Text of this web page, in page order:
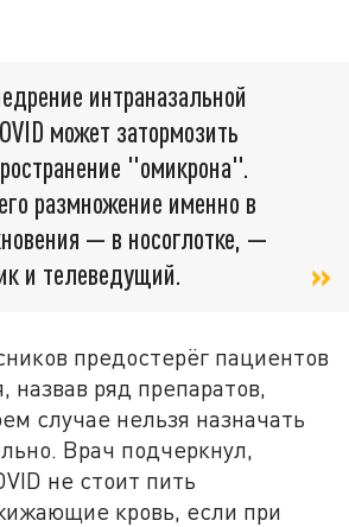
интраназальной
может затормозить
"омикрона".
размножение именно в
— в носоглотке, —
и телеведущий.
предостерёг пациентов
назвав ряд препаратов,
случае нельзя назначать
Врач подчеркнул,
не стоит пить
кровь, если при